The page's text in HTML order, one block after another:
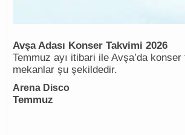
Avşa Adası Konser Takvimi 2026
Temmuz ayı itibari ile Avşa’da
mekanlar şu şekildedir.
Arena Disco
Temmuz